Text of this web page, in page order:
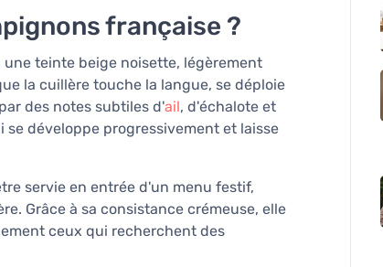
française ?
teinte beige noisette, légèrement
la cuillère touche la langue, se déploie
des notes subtiles d'ail, d'échalote et
développe progressivement et laisse
servie en entrée d'un menu festif,
Grâce à sa consistance crémeuse, elle
ceux qui recherchent des